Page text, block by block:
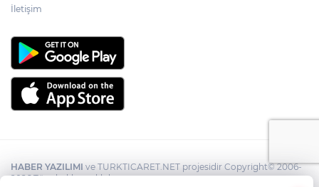
İletişim
HABER YAZILIMI ve TURKTICARET.NET projesidir Copyright© 2006-
2026 Tüm hakları saklıdır.